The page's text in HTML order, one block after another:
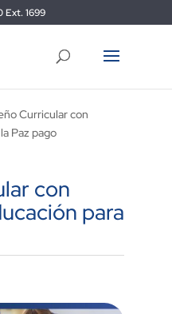
Ext. 1699
Curricular con
Paz pago
con
para